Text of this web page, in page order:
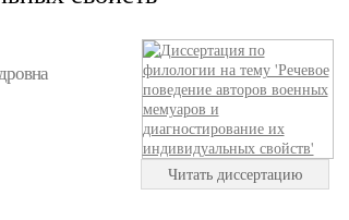
Читать диссертацию